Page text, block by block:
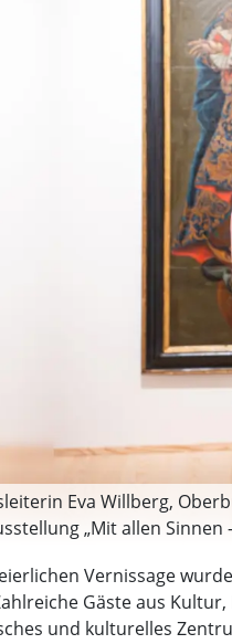
Eva Willberg,
„Mit allen Sinnen
Vernissage
Gäste aus
und kulturelles